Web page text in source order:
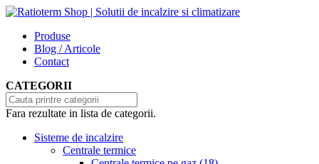
Produse
Blog / Articole
Contact
CATEGORII
Fara rezultate in lista de categorii.
Sisteme de incalzire
Centrale termice